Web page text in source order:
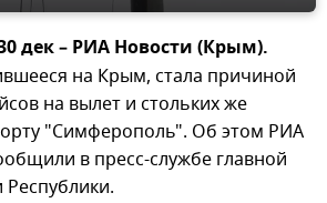
дек – РИА Новости (Крым).
на Крым, стала причиной
на вылет и стольких же
"Симферополь". Об этом РИА
в пресс-службе главной